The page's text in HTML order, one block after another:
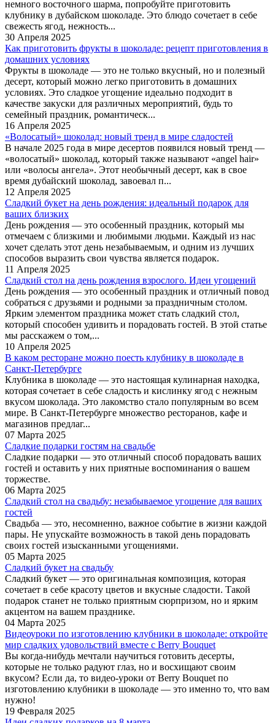
немного восточного шарма, попробуйте приготовить
клубнику в дубайском шоколаде. Это блюдо сочетает в себе
свежесть ягод, нежность...
30 Апреля 2025
Как приготовить фрукты в шоколаде: рецепт приготовления в
домашних условиях
Фрукты в шоколаде — это не только вкусный, но и полезный
десерт, который можно легко приготовить в домашних
условиях. Это сладкое угощение идеально подходит в
качестве закуски для различных мероприятий, будь то
семейный праздник, романтическ...
16 Апреля 2025
«Волосатый» шоколад: новый тренд в мире сладостей
В начале 2025 года в мире десертов появился новый тренд —
«волосатый» шоколад, который также называют «angel hair»
или «волосы ангела». Этот необычный десерт, как в свое
время дубайский шоколад, завоевал п...
12 Апреля 2025
Сладкий букет на день рождения: идеальный подарок для
ваших близких
День рождения — это особенный праздник, который мы
отмечаем с близкими и любимыми людьми. Каждый из нас
хочет сделать этот день незабываемым, и одним из лучших
способов выразить свои чувства является подарок.
11 Апреля 2025
Сладкий стол на день рождения взрослого. Идеи угощений
День рождения — это особенный праздник и отличный повод
собраться с друзьями и родными за праздничным столом.
Ярким элементом праздника может стать сладкий стол,
который способен удивить и порадовать гостей. В этой статье
мы расскажем о том,...
10 Апреля 2025
В каком ресторане можно поесть клубнику в шоколаде в
Санкт-Петербурге
Клубника в шоколаде — это настоящая кулинарная находка,
которая сочетает в себе сладость и кислинку ягод с нежным
вкусом шоколада. Это лакомство стало популярным во всем
мире. В Санкт-Петербурге множество ресторанов, кафе и
магазинов предлаг...
07 Марта 2025
Сладкие подарки гостям на свадьбе
Сладкие подарки — это отличный способ порадовать ваших
гостей и оставить у них приятные воспоминания о вашем
торжестве.
06 Марта 2025
Сладкий стол на свадьбу: незабываемое угощение для ваших
гостей
Свадьба — это, несомненно, важное событие в жизни каждой
пары. Не упускайте возможность в такой день порадовать
своих гостей изысканными угощениями.
05 Марта 2025
Сладкий букет на свадьбу
Сладкий букет — это оригинальная композиция, которая
сочетает в себе красоту цветов и вкусные сладости. Такой
подарок станет не только приятным сюрпризом, но и ярким
акцентом на вашем празднике.
04 Марта 2025
Видеоуроки по изготовлению клубники в шоколаде: откройте
мир сладких удовольствий вместе с Berry Bouquet
Вы когда-нибудь мечтали научиться готовить десерты,
которые не только радуют глаз, но и восхищают своим
вкусом? Если да, то видео-уроки от Berry Bouquet по
изготовлению клубники в шоколаде — это именно то, что вам
нужно!
19 Февраля 2025